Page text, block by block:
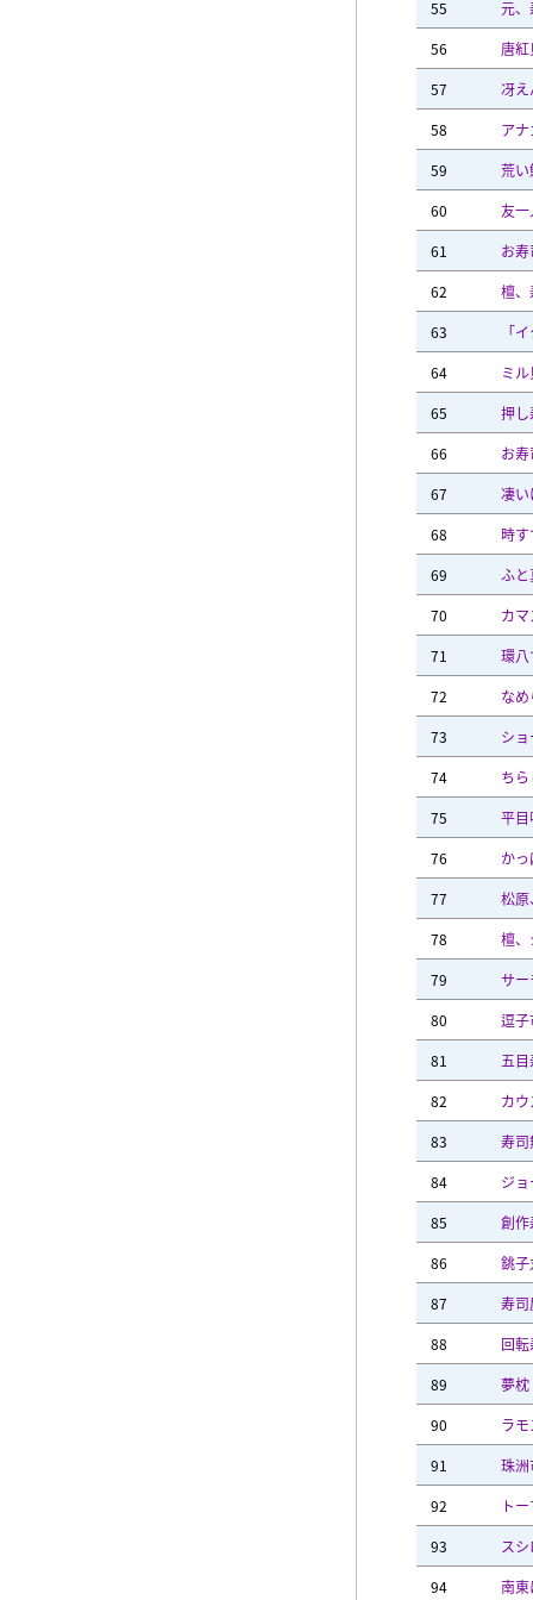
55
元、
56
唐
57
冴え
58
ア
59
荒い
60
友一
61
お
62
檀、
63
「
64
ミ
65
押し
66
お
67
凄
68
時
69
ふと
70
カ
71
環八
72
な
73
シ
74
ち
75
平目
76
か
77
松原
78
檀、
79
サー
80
逗子
81
五
82
カ
83
寿司
84
ジ
85
創作
86
銚子
87
寿司
88
回
89
夢枕
90
ラ
91
珠洲
92
ト
93
ス
94
南東